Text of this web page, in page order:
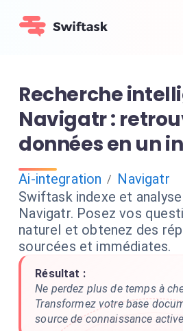
Recherche
Navigatr :
données en un
Ai-integration / Navigatr
Swiftask indexe et
Navigatr. Posez vos
naturel et obtenez des
sourcées et immédiates.
Résultat :
Ne perdez plus de temps à
Transformez votre base
source de connaissance